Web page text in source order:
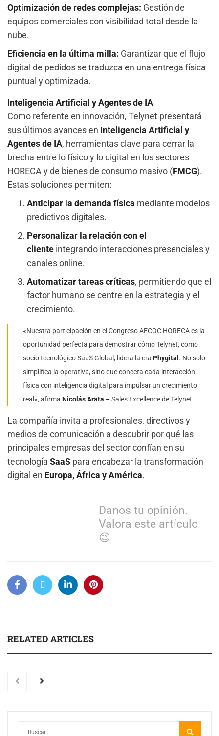
Optimización de redes complejas: Gestión de
equipos comerciales con visibilidad total desde la
nube.
Eficiencia en la última milla: Garantizar que el flujo
digital de pedidos se traduzca en una entrega física
puntual y optimizada.
Inteligencia Artificial y Agentes de IA
Como referente en innovación, Telynet presentará
sus últimos avances en Inteligencia Artificial y
Agentes de IA, herramientas clave para cerrar la
brecha entre lo físico y lo digital en los sectores
HORECA y de bienes de consumo masivo (FMCG).
Estas soluciones permiten:
Anticipar la demanda física mediante modelos
predictivos digitales.
Personalizar la relación con el
cliente integrando interacciones presenciales y
canales online.
Automatizar tareas críticas, permitiendo que el
factor humano se centre en la estrategia y el
crecimiento.
«Nuestra participación en el Congreso AECOC HORECA es la
oportunidad perfecta para demostrar cómo Telynet, como
socio tecnológico SaaS Global, lidera la era Phygital. No solo
simplifica la operativa, sino que conecta cada interacción
física con inteligencia digital para impulsar un crecimiento
real», afirma Nicolás Arata –Sales Excellence de Telynet.
La compañía invita a profesionales, directivos y
medios de comunicación a descubrir por qué las
principales empresas del sector confían en su
tecnología SaaS para encabezar la transformación
digital en Europa, África y América.
Danos tu opinión.
Valora este artículo
😉
RELATED ARTICLES
Eagle Waterproofing recomienda revisar la
impermeabilización de las viviendas antes de las
Las personas con encefalomielitis miálgica severa